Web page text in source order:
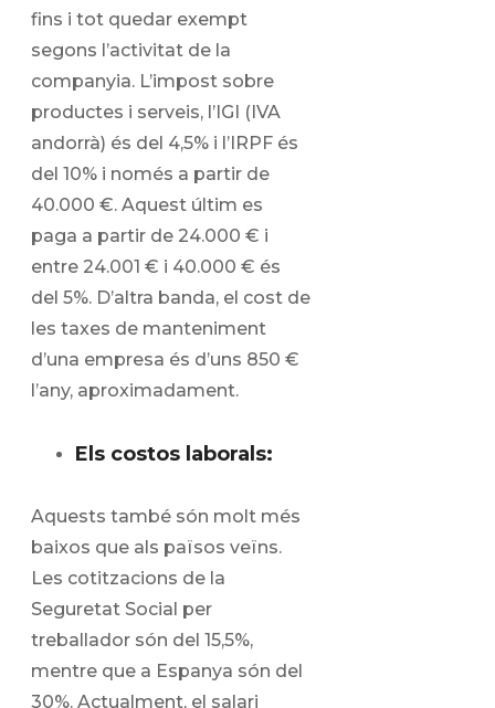
fins i tot quedar exempt
segons l’activitat de la
companyia. L’impost sobre
productes i serveis, l’IGI (IVA
andorrà) és del 4,5% i l’IRPF és
del 10% i només a partir de
40.000 €. Aquest últim es
paga a partir de 24.000 € i
entre 24.001 € i 40.000 € és
del 5%. D’altra banda, el cost de
les taxes de manteniment
d’una empresa és d’uns 850 €
l’any, aproximadament.
Els costos laborals:
Aquests també són molt més
baixos que als països veïns.
Les cotitzacions de la
Seguretat Social per
treballador són del 15,5%,
mentre que a Espanya són del
30%. Actualment, el salari